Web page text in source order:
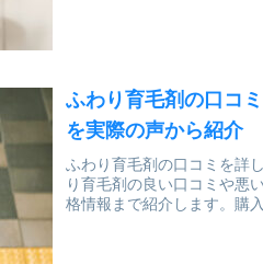
ふわり育毛剤の口コ
を実際の声から紹介
ふわり育毛剤の口コミを詳
り育毛剤の良い口コミや悪
格情報まで紹介します。購